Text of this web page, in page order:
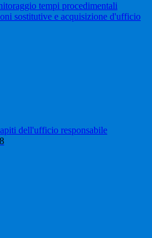
tempi procedimentali
sostitutive e acquisizione d'ufficio
dell'ufficio responsabile